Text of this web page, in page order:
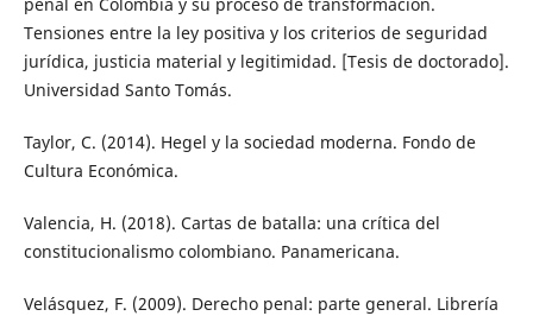
Tensiones entre la ley positiva y los criterios de seguridad
jurídica, justicia material y legitimidad. [Tesis de doctorado].
Universidad Santo Tomás.
Taylor, C. (2014). Hegel y la sociedad moderna. Fondo de
Cultura Económica.
Valencia, H. (2018). Cartas de batalla: una crítica del
constitucionalismo colombiano. Panamericana.
Velásquez, F. (2009). Derecho penal: parte general. Librería